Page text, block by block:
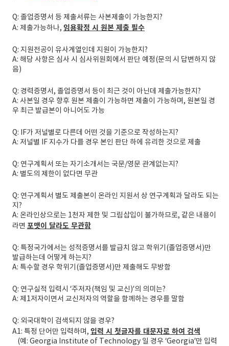
Q: 졸업증명서 등 제출서류는 사본제출이 가능한지?
A: 제출가능하나, 임용확정 시 원본 제출 필수
Q: 지원전공이 유사계열인데 지원이 가능한지?
A: 해당 사항은 심사 시 심사위원회에서 판단 예정(문의 시 답변하지 않
음)
Q: 경력증명서, 졸업증명서 등이 최근 것이 아닌데 제출가능한지?
A: 사본일 경우 향후 원본 제출이 가능하면 제출이 가능하며, 원본일 경
우 최근 발급본이 아니어도 가능
Q: IF가 저널별로 다른데 어떤 것을 기준으로 작성하는지?
A: 저널별 IF 지수가 다를 경우 본인 판단 하에 유리한 것으로 제출
Q: 연구계획서 또는 자기소개서는 국문/영문 관계없는지?
A: 별도의 제한이 없다면 무관
Q: 연구계획서 별도 제출본이 온라인 지원서 상 연구계획과 달라도 되는
지?
A: 온라인상으로는 1천자 제한 및 그림삽입이 불가하므로, 같은 내용이
라면 포맷이 달라도 무관함
Q: 특정국가에서는 성적증명서를 발급치 않고 학위기(졸업증명서)만
발급하는데 어떻게 하는지?
A: 특수할 경우 학위기(졸업증명서)만 제출해도 무방함
Q: 연구실적 입력시 ‘주저자(책임 및 교신)’의 의미는?
A: 제1저자이면서 교신저자의 역할을 함께하는 경우를 말함
Q: 외국대학이 검색되지 않을 경우?
A1: 특정 단어만 입력하며, 입력 시 첫글자를 대문자로 하여 검색
(예: Georgia Institute of Technology 일 경우 ‘Georgia’만 입력